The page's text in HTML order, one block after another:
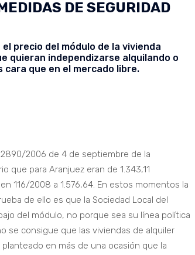
DE SEGURIDAD
precio del módulo de la vivienda
quieran independizarse alquilando o
cara que en el mercado libre.
2006 de 4 de septiembre de la
que para Aranjuez eran de 1.343,11
116/2008 a 1.576,64. En estos momentos la
de ello es que la Sociedad Local del
del módulo, no porque sea su línea política
se consigue que las viviendas de alquiler
en más de una ocasión que la